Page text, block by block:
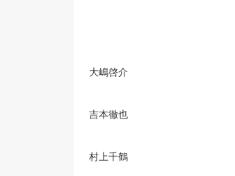
大嶋啓介
吉本徹也
村上千鶴